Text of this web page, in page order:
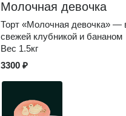
Молочная девочка
Торт «Молочная девочка» —
свежей клубникой и бананом
Вес 1.5кг
3300 ₽